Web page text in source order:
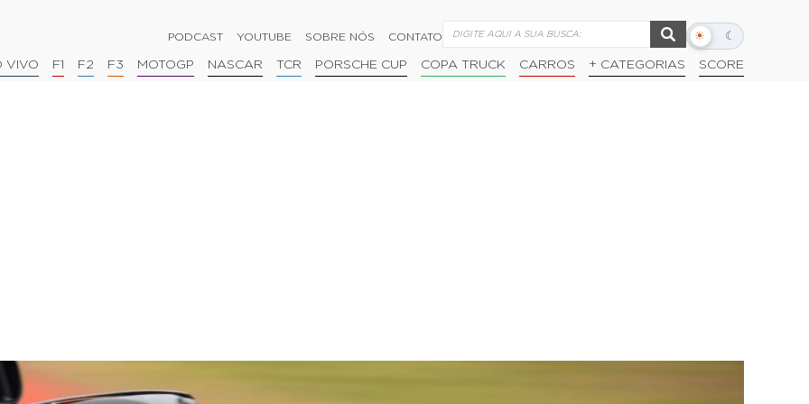
PODCAST YOUTUBE SOBRE NÓS CONTATO ☀ ☾
Alternar
escuro
VIVO F1 F2 F3 MOTOGP NASCAR TCR PORSCHE CUP COPA TRUCK CARROS + CATEGORIAS SCORE